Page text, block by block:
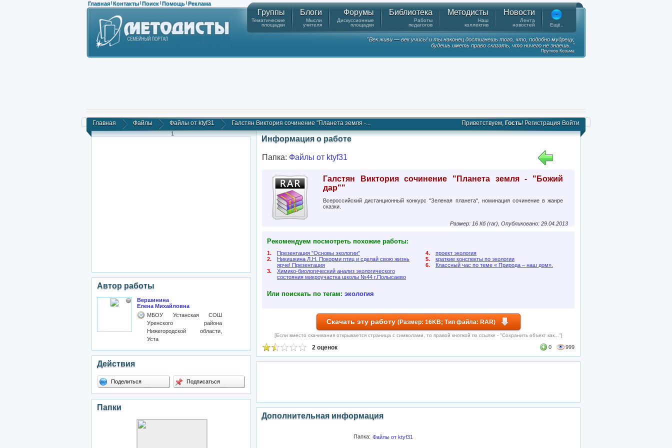
Главная | Контакты | Поиск | Помощь | Реклама
Группы
Тематические
площадки
Блоги
Мысли
учителя
Форумы
Дискуссионные
площадки
Библиотека
Работы
педагогов
Методисты
Наш
коллектив
Новости
Лента
новостей
Ещё..
"Век живи — век учись! и ты наконец достигнешь того, что, подобно мудрецу,
будешь иметь право сказать, что ничего не знаешь. "
Прутков Козьма
Главная Файлы Файлы от ktyf31 Галстян Виктория сочинение "Планета земля -... Приветствуем, Гость! Регистрация Войти
1
Автор работы
Вершинина
Елена Михайловна
МБОУ Устанская СОШ
Уренского района
Нижегородской области,
Уста
Действия
Поделиться Подписаться
Папки
Информация о работе
Папка: Файлы от ktyf31
Галстян Виктория сочинение "Планета земля - "Божий
дар""
Всероссийский дистанционный конкурс "Зеленая планета", номинация сочинение в жанре
сказки.
Размер: 16 Кб (rar), Опубликовано: 29.04.2013
Рекомендуем посмотреть похожие работы:
1.
Презентация "Основы экологии"
2.
Никишкина Л.Н. Покорми птиц и сделай свою жизнь
ярче! Презентация
3.
Химико-биологический анализ экологического
состояния микроучастка школы №44 г.Полысаево
4.
проект экология
5.
краткие конспекты по экологии
6.
Классный час по теме « Природа – наш дом».
Или поискать по тегам: экология
Скачать эту работу (Размер: 16KB; Тип файла: RAR)
[Если вместо скачивания открывается страница с символами, то правой кнопкой по ссылке - "Сохранить объект как..."]
2 оценок 0 999
Дополнительная информация
Папка: Файлы от ktyf31